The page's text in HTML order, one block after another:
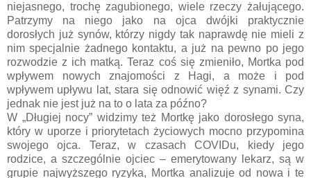
niejasnego, trochę zagubionego, wiele rzeczy żałującego.
Patrzymy na niego jako na ojca dwójki praktycznie
dorosłych już synów, którzy nigdy tak naprawdę nie mieli z
nim specjalnie żadnego kontaktu, a już na pewno po jego
rozwodzie z ich matką. Teraz coś się zmieniło, Mortka pod
wpływem nowych znajomości z Hagi, a może i pod
wpływem upływu lat, stara się odnowić więź z synami. Czy
jednak nie jest już na to o lata za późno?
W „Długiej nocy” widzimy też Mortkę jako dorosłego syna,
który w uporze i priorytetach życiowych mocno przypomina
swojego ojca. Teraz, w czasach COVIDu, kiedy jego
rodzice, a szczególnie ojciec – emerytowany lekarz, są w
grupie najwyższego ryzyka, Mortka analizuje od nowa i te